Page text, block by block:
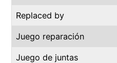
Replaced by
Juego reparación
Juego de juntas